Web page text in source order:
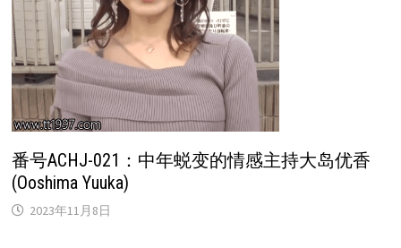
番号ACHJ-021：中年蜕变的情感主持大岛优香
(Ooshima Yuuka)
2023年11月8日